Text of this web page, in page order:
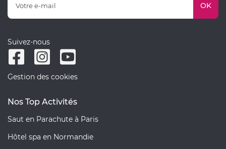
OK
Suivez-nous
Gestion des cookies
Nos Top Activités
Saut en Parachute à Paris
Hôtel spa en Normandie